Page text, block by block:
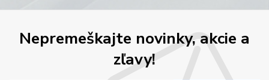
Nepremeškajte novinky, akcie a
zľavy!